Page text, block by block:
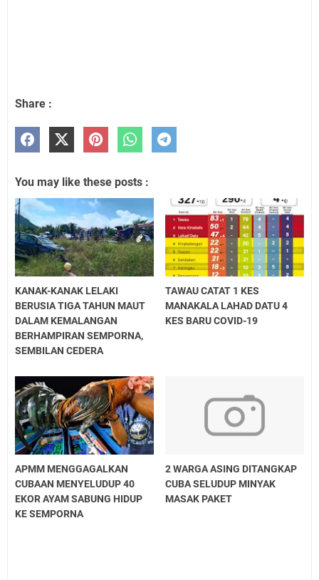
Share :
You may like these posts :
KANAK-KANAK LELAKI
BERUSIA TIGA TAHUN MAUT
DALAM KEMALANGAN
BERHAMPIRAN SEMPORNA,
SEMBILAN CEDERA
TAWAU CATAT 1 KES
MANAKALA LAHAD DATU 4
KES BARU COVID-19
APMM MENGGAGALKAN
CUBAAN MENYELUDUP 40
EKOR AYAM SABUNG HIDUP
KE SEMPORNA
2 WARGA ASING DITANGKAP
CUBA SELUDUP MINYAK
MASAK PAKET